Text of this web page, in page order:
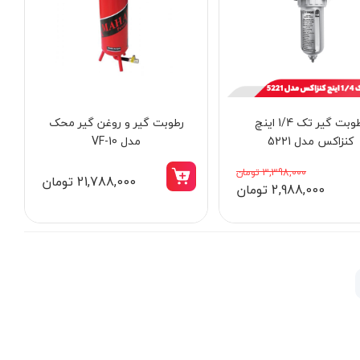
رطوبت گیر تک 1/4 اینچ
کنزاکس مدل 5221
3,398,000 تومان
2,988,000 تومان
رطوبت گیر و روغن گیر محک
مدل VF-10
21,788,000 تومان